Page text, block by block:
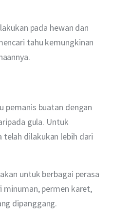
pada hewan dan
tahu kemungkinan
pemanis buatan dengan
gula. Untuk
dilakukan lebih dari
untuk berbagai perasa
minuman, permen karet,
dipanggang.